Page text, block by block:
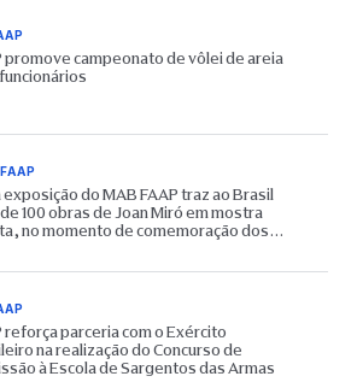
promove campeonato de vôlei de areia
exposição do MAB FAAP traz ao Brasil
100 obras de Joan Miró em mostra
no momento de comemoração dos
reforça parceria com o Exército
na realização do Concurso de
à Escola de Sargentos das Armas